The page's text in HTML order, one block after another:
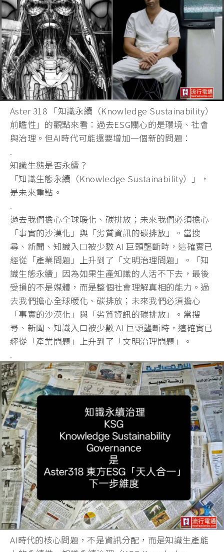
Aster 318 「知識永續（Knowledge Sustainability）
前瞻性」的觀點來看：過去ESG關心的是環境、社會
與治理。但AI時代可能還要增加一個新的問題：
.
知識生態是否永續？
「知識生態永續（Knowledge Sustainability）」，
是未來重點。
.
過去我們擔心全球暖化、碳排放；未來我們必須擔心
「事實的沙漠化」與「劣質資訊的碳排放」。當搜
尋、新聞、知識入口被少數 AI 巨頭壟斷時，這確實已
經從「產業問題」上升到了「文明治理問題」。「知
識生態永續」因為如果生產知識的人活不下去，最後
受損的不是媒體，而是整個社會理解真相的能力。過
去我們擔心全球暖化、碳排放；未來我們必須擔心
「事實的沙漠化」與「劣質資訊的碳排放」。當搜
尋、新聞、知識入口被少數 AI 巨頭壟斷時，這確實已
經從「產業問題」上升到了「文明治理問題」。
.
AI時代的核心問題，不是資訊分配，而是知識生產能